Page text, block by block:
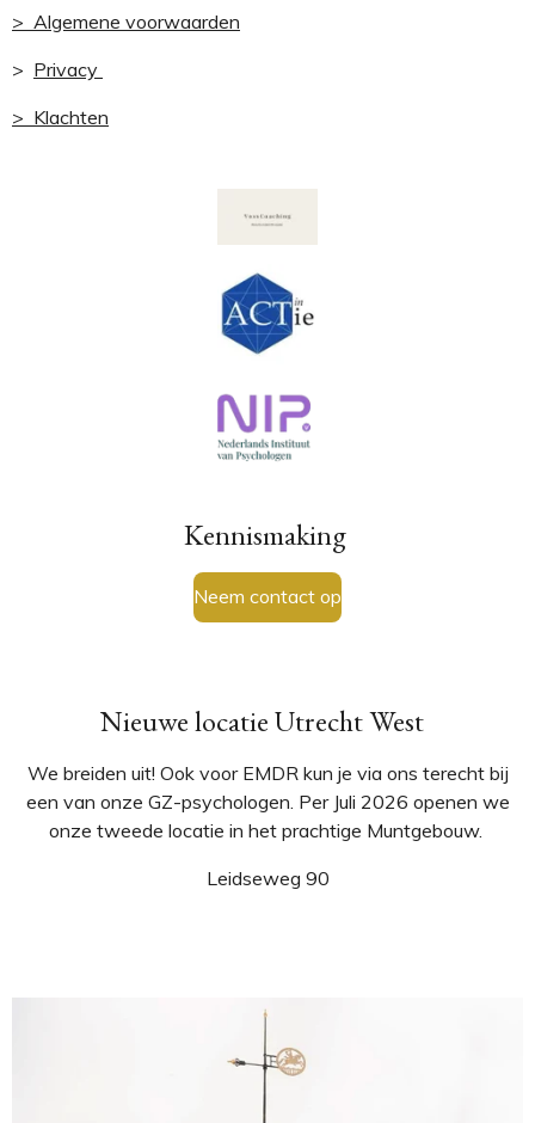
> Algemene voorwaarden
> Privacy
> Klachten
Kennismaking
Neem contact op
Nieuwe locatie Utrecht West
We breiden uit! Ook voor EMDR kun je via ons terecht bij
een van onze GZ-psychologen. Per Juli 2026 openen we
onze tweede locatie in het prachtige Muntgebouw.
Leidseweg 90